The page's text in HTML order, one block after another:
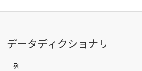
データディクショナリ
列